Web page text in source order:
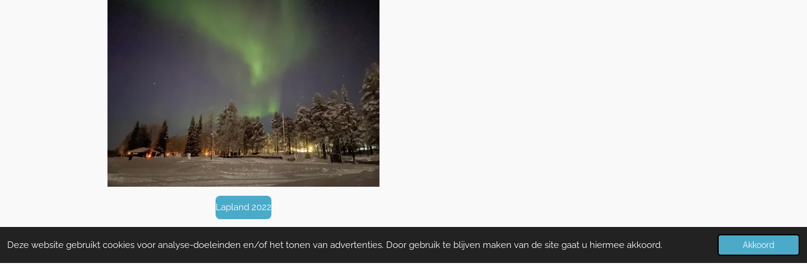
Deze website gebruikt cookies voor analyse-doeleinden en/of het tonen van advertenties. Door gebruik te blijven maken van de site gaat u hiermee akkoord. Akkoord
Lapland 2022